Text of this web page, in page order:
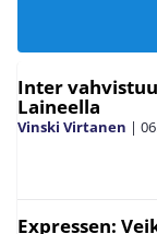
Inter
Laineella
Vinski Virtanen |
Expressen: